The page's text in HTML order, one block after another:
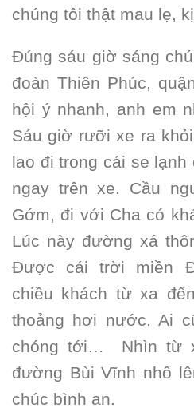
chúng tôi thật mau lẹ,
Đúng sáu giờ sáng
đoàn Thiên Phúc,
hội ý nhanh, anh em
Sáu giờ rưỡi xe ra
lao đi trong cái se
ngay trên xe. Cầu
Gớm, đi với Cha có
Lúc này đường xá
Được cái trời miền
chiều khách từ xa
thoảng hơi nước. Ai
chóng tới… Nhìn từ
đường Bùi Vĩnh nhô
chúc bình an.